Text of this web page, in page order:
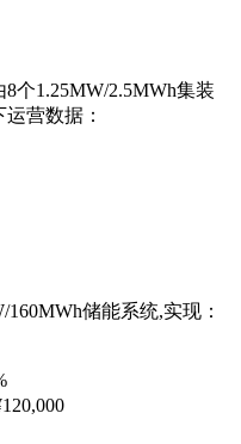
个1.25MW/2.5MWh集装
营数据：
储能系统,实现：